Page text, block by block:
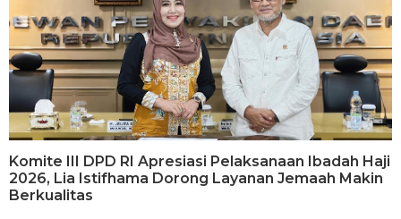
Komite III DPD RI Apresiasi Pelaksanaan Ibadah Haji
2026, Lia Istifhama Dorong Layanan Jemaah Makin
Berkualitas